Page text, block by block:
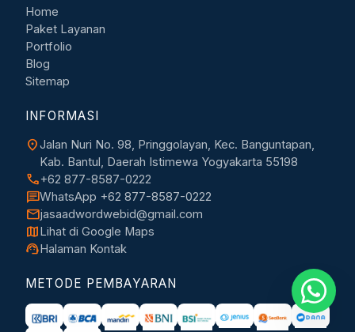
Home
Paket Layanan
Portfolio
Blog
Sitemap
INFORMASI
location_onJalan Nuri No. 98, Pringgolayan, Kec. Banguntapan,
Kab. Bantul, Daerah Istimewa Yogyakarta 55198
call+62 877-8587-0222
chatWhatsApp +62 877-8587-0222
mailjasaadwordwebid@gmail.com
mapLihat di Google Maps
support_agentHalaman Kontak
METODE PEMBAYARAN